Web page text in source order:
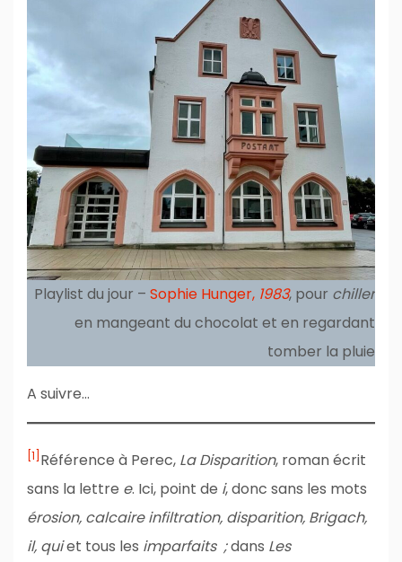
Playlist du jour – Sophie Hunger, 1983, pour chiller
en mangeant du chocolat et en regardant
tomber la pluie
A suivre…
[1] Référence à Perec, La Disparition, roman écrit
sans la lettre e. Ici, point de i, donc sans les mots
érosion, calcaire infiltration, disparition, Brigach,
il, quiet tous les imparfaits ;dans Les